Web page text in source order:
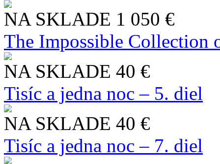
NA SKLADE 1 050 €
The Impossible Collection
NA SKLADE 40 €
Tisíc a jedna noc – 5. diel
NA SKLADE 40 €
Tisíc a jedna noc – 7. diel